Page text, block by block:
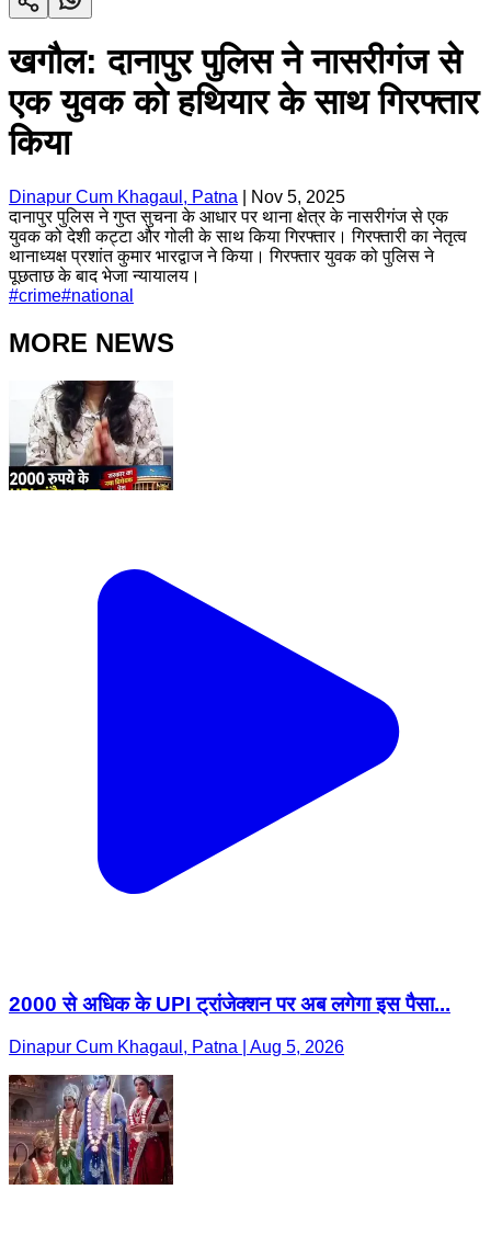
खगौल: दानापुर पुलिस ने नासरीगंज से
एक युवक को हथियार के साथ गिरफ्तार
किया
Dinapur Cum Khagaul, Patna
Nov 5, 2025
दानापुर पुलिस ने गुप्त सुचना के आधार पर थाना क्षेत्र के नासरीगंज से एक
युवक को देशी कट्टा और गोली के साथ किया गिरफ्तार। गिरफ्तारी का नेतृत्व
थानाध्यक्ष प्रशांत कुमार भारद्वाज ने किया। गिरफ्तार युवक को पुलिस ने
पूछताछ के बाद भेजा न्यायालय।
#crime#national
MORE NEWS
2000 से अधिक के UPI ट्रांजेक्शन पर अब लगेगा इस पैसा...
Dinapur Cum Khagaul, Patna | Aug 5, 2026